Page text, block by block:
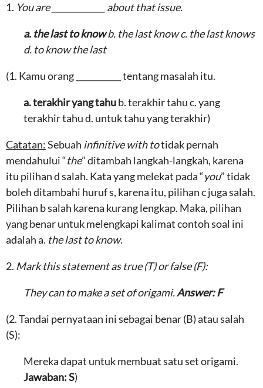
1. You are _____________ about that issue.
a. the last to knowb. the last know c. the last knows
d. to know the last
(1. Kamu orang ___________ tentang masalah itu.
a. terakhir yang tahub. terakhir tahu c. yang
terakhir tahu d. untuk tahu yang terakhir)
Catatan:Sebuah infinitive with totidak pernah
mendahului “the” ditambah langkah-langkah, karena
itu pilihan d salah. Kata yang melekat pada “you” tidak
boleh ditambahi huruf s, karena itu, pilihan c juga salah.
Pilihan b salah karena kurang lengkap. Maka, pilihan
yang benar untuk melengkapi kalimat contoh soal ini
adalah a. the last to know.
2. Mark this statement as true (T) or false (F):
They can to make a set of origami.Answer: F
(2. Tandai pernyataan ini sebagai benar (B) atau salah
(S):
Mereka dapat untuk membuat satu set origami.
Jawaban: S)